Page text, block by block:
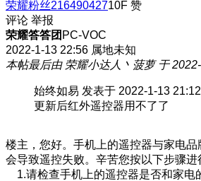
荣耀粉丝21649042710F 赞
评论 举报
荣耀答答团 PC-VOC
2022-1-13 22:56 属地未知
本帖最后由 荣耀小达人丶菠萝 于
始终如易 发表于 2022-1-13 21:12
更新后红外遥控器用不了了
楼主，您好。手机上的遥控器与家电
会导致遥控失败。辛苦您按以下步骤进
1.请检查手机上的遥控器是否和家电